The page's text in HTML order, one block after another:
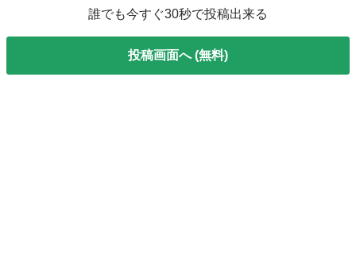
誰でも今すぐ30秒で投稿出来る
投稿画面へ (無料)